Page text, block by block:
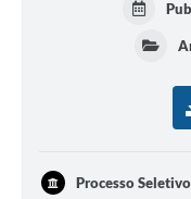
Processo Seletivo